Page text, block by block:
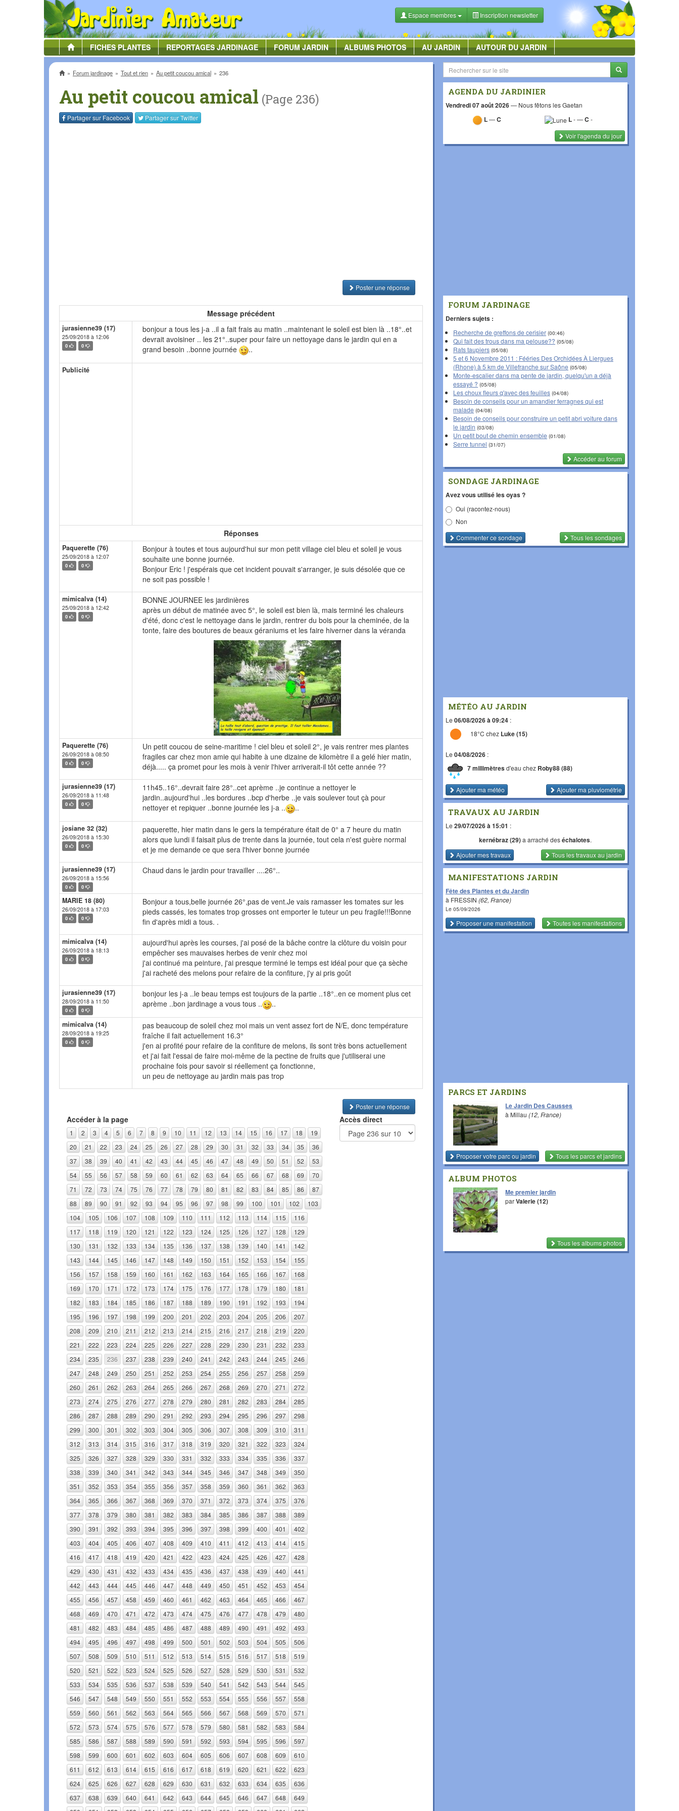
Espace membres Inscription newsletter
FICHESPLANTES REPORTAGESJARDINAGE FORUMJARDIN ALBUMSPHOTOS AU JARDIN AUTOUR DU JARDIN
AccueilForum jardinage Tout et rien Au petit coucou amical 236
Au petit coucou amical (Page 236)
Partager sur Facebook Partager surTwitter
Poster une réponse
Message précédent
jurasienne39 (17)
25/09/2018 à 12:06
0 0
bonjour a tous les j-a ..il a fait frais au matin ..maintenant le soleil est bien là ..18°..et
devrait avoisiner .. les 21°..super pour faire un nettoyage dans le jardin qui en a
grand besoin ..bonne journée
..
Publicité
Réponses
Paquerette (76)
25/09/2018 à 12:07
0 0
Bonjour à toutes et tous aujourd'hui sur mon petit village ciel bleu et soleil je vous
souhaite une bonne journée.
Bonjour Eric ! j'espérais que cet incident pouvait s'arranger, je suis désolée que ce
ne soit pas possible !
mimicalva (14)
25/09/2018 à 12:42
0 0
BONNE JOURNEE les jardinières
après un début de matinée avec 5°, le soleil est bien là, mais terminé les chaleurs
d'été, donc c'est le nettoyage dans le jardin, rentrer du bois pour la cheminée, de la
tonte, faire des boutures de beaux géraniums et les faire hiverner dans la véranda
Paquerette (76)
26/09/2018 à 08:50
0 0
Un petit coucou de seine-maritime ! ciel bleu et soleil 2°, je vais rentrer mes plantes
fragiles car chez mon amie qui habite à une dizaine de kilomètre il a gelé hier matin,
déjà..... ça promet pour les mois à venir l'hiver arriverait-il tôt cette année ??
jurasienne39 (17)
26/09/2018 à 11:48
0 0
11h45..16°..devrait faire 28°..cet aprème ..je continue a nettoyer le
jardin..aujourd'hui ..les bordures ..bcp d'herbe ..je vais soulever tout çà pour
nettoyer et repiquer ..bonne journée les j-a ..
..
josiane 32 (32)
26/09/2018 à 15:30
0 0
paquerette, hier matin dans le gers la température était de 0° a 7 heure du matin
alors que lundi il faisait plus de trente dans la journée, tout cela n'est guère normal
et je me demande ce que sera l'hiver bonne journée
jurasienne39 (17)
26/09/2018 à 15:56
0 0
Chaud dans le jardin pour travailler ....26°..
MARIE 18 (80)
26/09/2018 à 17:03
0 0
Bonjour a tous,belle journée 26°,pas de vent.Je vais ramasser les tomates sur les
pieds cassés, les tomates trop grosses ont emporter le tuteur un peu fragile!!!Bonne
fin d'après midi a tous. .
mimicalva (14)
26/09/2018 à 18:13
0 0
aujourd'hui après les courses, j'ai posé de la bâche contre la clôture du voisin pour
empêcher ses mauvaises herbes de venir chez moi
j'ai continué ma peinture, j'ai presque terminé le temps est idéal pour que ça sèche
j'ai racheté des melons pour refaire de la confiture, j'y ai pris goût
jurasienne39 (17)
28/09/2018 à 11:50
0 0
bonjour les j-a ..le beau temps est toujours de la partie ..18°..en ce moment plus cet
aprème ..bon jardinage a vous tous ..
..
mimicalva (14)
28/09/2018 à 19:25
0 0
pas beaucoup de soleil chez moi mais un vent assez fort de N/E, donc température
fraîche il fait actuellement 16.3°
j'en ai profité pour refaire de la confiture de melons, ils sont très bons actuellement
et j'ai fait l'essai de faire moi-même de la pectine de fruits que j'utiliserai une
prochaine fois pour savoir si réellement ça fonctionne,
un peu de nettoyage au jardin mais pas trop
Poster une réponse
Accéder à la page
1 2 3 4 5 6 7 8 9 10 11 12 13 14 15 16 17 18
19
20
21 22 23 24 25 26 27 28 29 30 31 32 33 34 35
36
37
38 39 40 41 42 43 44 45 46 47 48 49 50 51 52
53
54
55 56 57 58 59 60 61 62 63 64 65 66 67 68 69
70
71
72 73 74 75 76 77 78 79 80 81 82 83 84 85 86
87
88
89 90 91 92 93 94 95 96 97 98 99 100 101 102
103
104
105 106 107 108 109 110 111 112 113 114 115
116
117
118 119 120 121 122 123 124 125 126 127 128
129
130
131 132 133 134 135 136 137 138 139 140 141
142
143
144 145 146 147 148 149 150 151 152 153 154
155
156
157 158 159 160 161 162 163 164 165 166 167
168
169
170 171 172 173 174 175 176 177 178 179 180
181
182
183 184 185 186 187 188 189 190 191 192 193
194
195
196 197 198 199 200 201 202 203 204 205 206
207
208
209 210 211 212 213 214 215 216 217 218 219
220
221
222 223 224 225 226 227 228 229 230 231 232
233
234
235 236 237 238 239 240 241 242 243 244 245
246
247
248 249 250 251 252 253 254 255 256 257 258
259
260
261 262 263 264 265 266 267 268 269 270 271
272
273
274 275 276 277 278 279 280 281 282 283 284
285
286
287 288 289 290 291 292 293 294 295 296 297
298
299
300 301 302 303 304 305 306 307 308 309 310
311
312
313 314 315 316 317 318 319 320 321 322 323
324
325
326 327 328 329 330 331 332 333 334 335 336
337
338
339 340 341 342 343 344 345 346 347 348 349
350
351
352 353 354 355 356 357 358 359 360 361 362
363
364
365 366 367 368 369 370 371 372 373 374 375
376
377
378 379 380 381 382 383 384 385 386 387 388
389
390
391 392 393 394 395 396 397 398 399 400 401
402
403
404 405 406 407 408 409 410 411 412 413 414
415
416
417 418 419 420 421 422 423 424 425 426 427
428
429
430 431 432 433 434 435 436 437 438 439 440
441
442
443 444 445 446 447 448 449 450 451 452 453
454
455
456 457 458 459 460 461 462 463 464 465 466
467
468
469 470 471 472 473 474 475 476 477 478 479
480
481
482 483 484 485 486 487 488 489 490 491 492
493
494
495 496 497 498 499 500 501 502 503 504 505
506
507
508 509 510 511 512 513 514 515 516 517 518
519
520
521 522 523 524 525 526 527 528 529 530 531
532
533
534 535 536 537 538 539 540 541 542 543 544
545
546
547 548 549 550 551 552 553 554 555 556 557
558
559
560 561 562 563 564 565 566 567 568 569 570
571
572
573 574 575 576 577 578 579 580 581 582 583
584
585
586 587 588 589 590 591 592 593 594 595 596
597
598
599 600 601 602 603 604 605 606 607 608 609
610
611
612 613 614 615 616 617 618 619 620 621 622
623
624
625 626 627 628 629 630 631 632 633 634 635
636
637
638 639 640 641 642 643 644 645 646 647 648
649
Accès direct
AGENDA DU JARDINIER
Vendredi 07 août 2026— Nous fêtons les Gaetan
L—C L-—C-
Voir l'agenda du jour
FORUM JARDINAGE
Derniers sujets :
Recherche de greffons de cerisier (00:46)
Qui fait des trous dans ma pelouse?? (05/08)
Rats taupiers (05/08)
5 et 6 Novembre 2011 : Fééries Des Orchidées À Liergues
(Rhone) à 5 km de Villefranche sur Saône (05/08)
Monte-escalier dans ma pente de jardin, quelqu'un a déjà
essayé ? (05/08)
Les choux fleurs q'avec des feuilles (04/08)
Besoin de conseils pour un amandier ferragnes qui est
malade (04/08)
Besoin de conseils pour construire un petit abri voiture dans
le jardin (03/08)
Un petit bout de chemin ensemble (01/08)
Serre tunnel (31/07)
Accéder au forum
SONDAGE JARDINAGE
Avez vous utilisé les oyas ?
Oui (racontez-nous)
Non
Commenterce sondage Tous les sondages
MÉTÉO AU JARDIN
Le 06/08/2026 à 09:24 :
18°C chez Luke (15)
Le 04/08/2026 :
7 millimètresd'eau chez Roby88 (88)
Ajouter ma météo Ajouter ma pluviométrie
TRAVAUX AU JARDIN
Le 29/07/2026 à 15:01 :
kernébraz (29)a arraché deséchalotes.
Ajouter mes travaux
Tous les travauxau jardin
MANIFESTATIONS JARDIN
Fête des Plantes et du Jardin
à FRESSIN (62, France)
Le 05/09/2026
Proposer une manifestation Toutes les manifestations
PARCS ET JARDINS
Le Jardin Des Causses
à Millau(12, France)
Proposer votre parc ou jardin Tous les parcs et jardins
ALBUM PHOTOS
Me premier jardin
parValerie (12)
Tous les albums photos